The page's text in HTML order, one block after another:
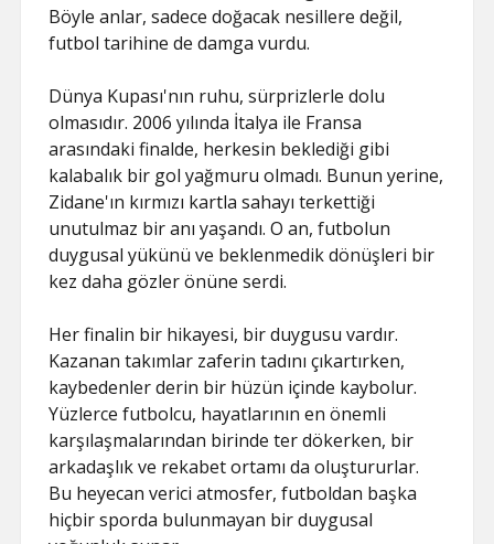
TWITTER PROFIL FOTO
Böyle anlar, sadece doğacak nesillere değil,
futbol tarihine de damga vurdu.
Dünya Kupası'nın ruhu, sürprizlerle dolu
olmasıdır. 2006 yılında İtalya ile Fransa
arasındaki finalde, herkesin beklediği gibi
kalabalık bir gol yağmuru olmadı. Bunun yerine,
Zidane'ın kırmızı kartla sahayı terkettiği
unutulmaz bir anı yaşandı. O an, futbolun
duygusal yükünü ve beklenmedik dönüşleri bir
kez daha gözler önüne serdi.
Her finalin bir hikayesi, bir duygusu vardır.
Kazanan takımlar zaferin tadını çıkartırken,
kaybedenler derin bir hüzün içinde kaybolur.
Yüzlerce futbolcu, hayatlarının en önemli
karşılaşmalarından birinde ter dökerken, bir
arkadaşlık ve rekabet ortamı da oluştururlar.
Bu heyecan verici atmosfer, futboldan başka
hiçbir sporda bulunmayan bir duygusal